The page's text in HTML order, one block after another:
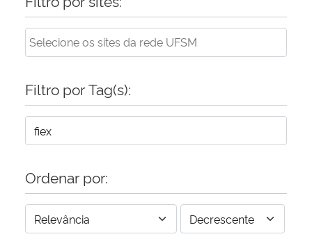
Filtro por Tag(s):
Ordenar por: